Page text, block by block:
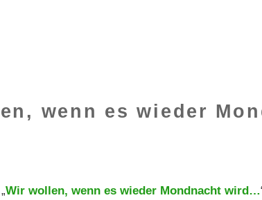
wenn es wieder
Wir wollen, wenn es wieder Mondnacht wird…